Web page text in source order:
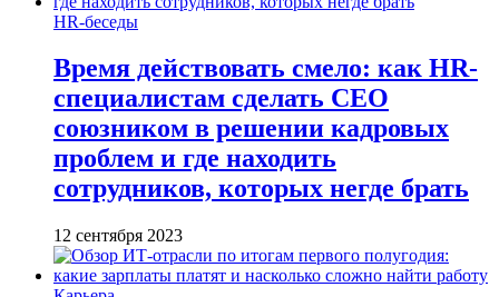
HR-беседы
Время действовать смело: как HR-
специалистам сделать CEO
союзником в решении кадровых
проблем и где находить
сотрудников, которых негде брать
12 сентября 2023